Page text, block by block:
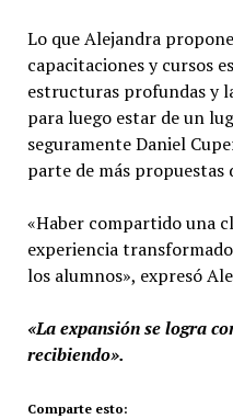
Lo que Alejandra
capacitaciones y cursos
estructuras profundas y
para luego estar de un
seguramente Daniel
parte de más propuestas
«Haber compartido una
experiencia
los alumnos», expresó
«La expansión se logra
recibiendo».
Comparte esto: